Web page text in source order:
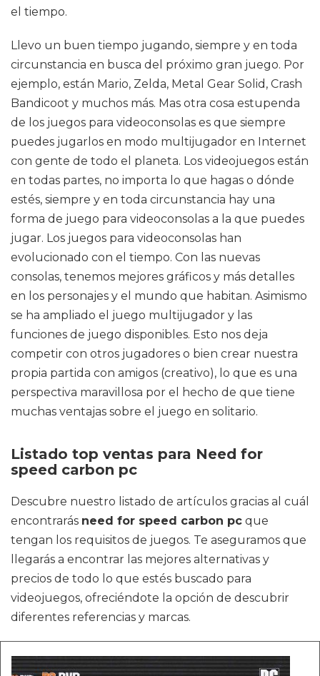
el tiempo.
Llevo un buen tiempo jugando, siempre y en toda
circunstancia en busca del próximo gran juego. Por
ejemplo, están Mario, Zelda, Metal Gear Solid, Crash
Bandicoot y muchos más. Mas otra cosa estupenda
de los juegos para videoconsolas es que siempre
puedes jugarlos en modo multijugador en Internet
con gente de todo el planeta. Los videojuegos están
en todas partes, no importa lo que hagas o dónde
estés, siempre y en toda circunstancia hay una
forma de juego para videoconsolas a la que puedes
jugar. Los juegos para videoconsolas han
evolucionado con el tiempo. Con las nuevas
consolas, tenemos mejores gráficos y más detalles
en los personajes y el mundo que habitan. Asimismo
se ha ampliado el juego multijugador y las
funciones de juego disponibles. Esto nos deja
competir con otros jugadores o bien crear nuestra
propia partida con amigos (creativo), lo que es una
perspectiva maravillosa por el hecho de que tiene
muchas ventajas sobre el juego en solitario.
Listado top ventas para Need for
speed carbon pc
Descubre nuestro listado de artículos gracias al cuál
encontrarás need for speed carbon pc que
tengan los requisitos de juegos. Te aseguramos que
llegarás a encontrar las mejores alternativas y
precios de todo lo que estés buscado para
videojuegos, ofreciéndote la opción de descubrir
diferentes referencias y marcas.